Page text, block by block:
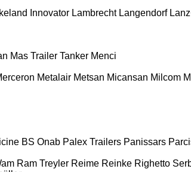
Innovator Lambrecht Langendorf
Mas Trailer Tanker Menci
Metalair Metsan Micansan Milcom
BS Onab Palex Trailers Panissars
Ram Treyler Reime Reinke Righetto